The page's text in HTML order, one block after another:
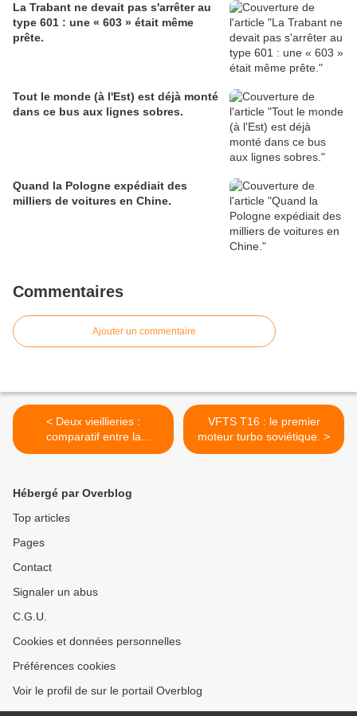
La Trabant ne devait pas s'arrêter au
type 601 : une « 603 » était même
prête.
Tout le monde (à l'Est) est déjà monté
dans ce bus aux lignes sobres.
Quand la Pologne expédiait des
milliers de voitures en Chine.
Commentaires
Ajouter un commentaire
< Deux vieillieries :
comparatif entre la
Chevrolet Niva et la Lada
VFTS T16 : le premier
moteur turbo soviétique. >
Hébergé par Overblog
Top articles
Pages
Contact
Signaler un abus
C.G.U.
Cookies et données personnelles
Préférences cookies
Voir le profil de sur le portail Overblog